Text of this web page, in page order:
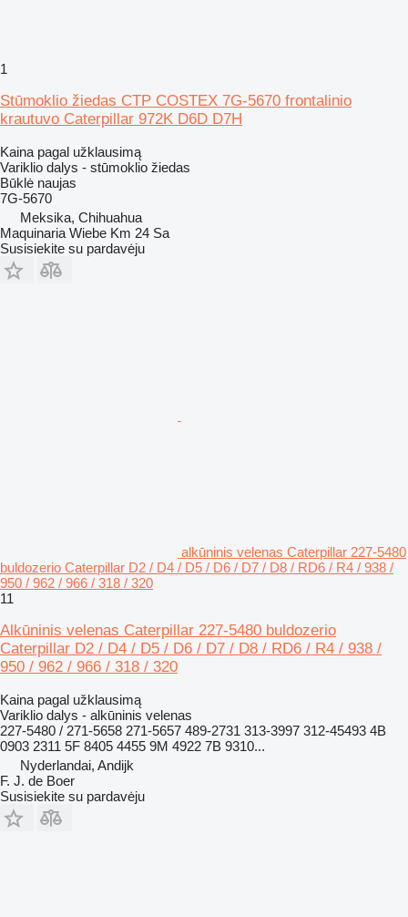
1
Stūmoklio žiedas CTP COSTEX 7G-5670 frontalinio
krautuvo Caterpillar 972K D6D D7H
Kaina pagal užklausimą
Variklio dalys - stūmoklio žiedas
Būklė naujas
7G-5670
Meksika, Chihuahua
Maquinaria Wiebe Km 24 Sa
Susisiekite su pardavėju
alkūninis velenas Caterpillar 227-5480
buldozerio Caterpillar D2 / D4 / D5 / D6 / D7 / D8 / RD6 / R4 / 938 /
950 / 962 / 966 / 318 / 320
11
Alkūninis velenas Caterpillar 227-5480 buldozerio
Caterpillar D2 / D4 / D5 / D6 / D7 / D8 / RD6 / R4 / 938 /
950 / 962 / 966 / 318 / 320
Kaina pagal užklausimą
Variklio dalys - alkūninis velenas
227-5480 / 271-5658 271-5657 489-2731 313-3997 312-45493 4B
0903 2311 5F 8405 4455 9M 4922 7B 9310...
Nyderlandai, Andijk
F. J. de Boer
Susisiekite su pardavėju